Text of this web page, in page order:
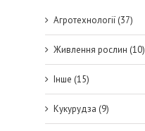
Агротехнології (37)
Живлення рослин (10)
Інше (15)
Кукурудза (9)